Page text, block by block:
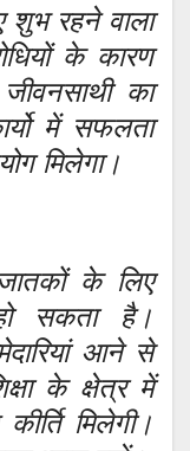
शुभ रहने वाला
के कारण
का
में सफलता
मिलेगा।
के लिए
सकता है।
आने से
के क्षेत्र में
मिलेगी।